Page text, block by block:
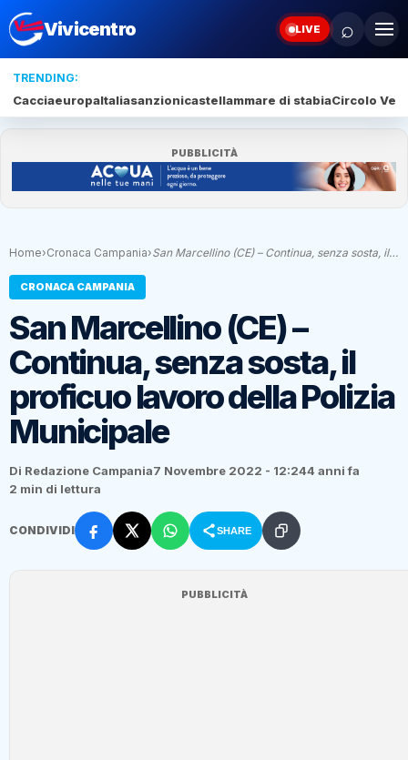
Vivicentro LIVE ⌕
TRENDING:
CacciaeuropaItaliasanzionicastellammare di stabiaCircolo
PUBBLICITÀ
Home›Cronaca Campania›San Marcellino (CE) – Continua, senza sosta, il…
CRONACA CAMPANIA
San Marcellino (CE) –
Continua, senza sosta, il
proficuo lavoro della Polizia
Municipale
Di Redazione Campania7 Novembre 2022 - 12:244 anni fa
2 min di lettura
CONDIVIDI SHARE
PUBBLICITÀ